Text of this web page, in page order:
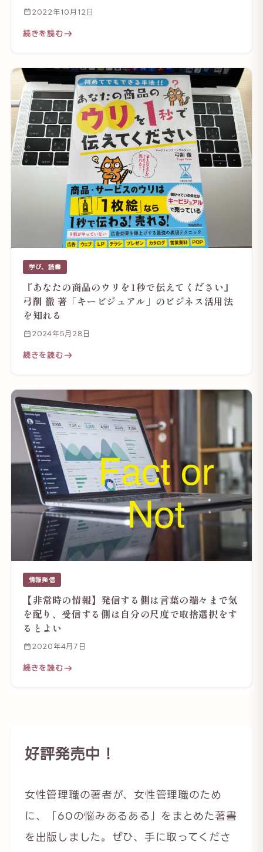
2022年10月12日
続きを読む
学び、読書
『あなたの商品のウリを1秒で伝えてください』
弓削 徹 著「キービジュアル」のビジネス活用法
を知れる
2024年5月28日
続きを読む
情報発信
【非常時の情報】発信する側は言葉の端々まで気
を配り、受信する側は自分の尺度で取捨選択をす
るとよい
2020年4月7日
続きを読む
好評発売中！
女性管理職の著者が、女性管理職のため
に、「60の悩みあるある」をまとめた著書
を出版しました。ぜひ、手に取ってくださ